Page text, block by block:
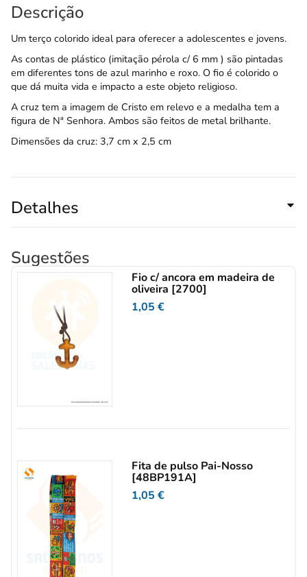
Descrição
Um terço colorido ideal para oferecer a adolescentes e jovens.
As contas de plástico (imitação pérola c/ 6 mm ) são pintadas
em diferentes tons de azul marinho e roxo. O fio é colorido o
que dá muita vida e impacto a este objeto religioso.
A cruz tem a imagem de Cristo em relevo e a medalha tem a
figura de Nª Senhora. Ambos são feitos de metal brilhante.
Dimensões da cruz: 3,7 cm x 2,5 cm
Detalhes
Sugestões
Fio c/ ancora em madeira de
oliveira [2700]
1,05€
Fita de pulso Pai-Nosso
[48BP191A]
1,05€